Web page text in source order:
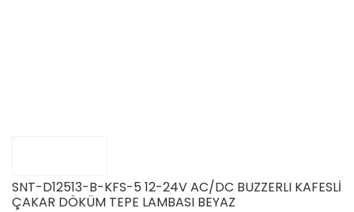
SNT-D12513-B-KFS-5 12-24V AC/DC BUZZERLI KAFESLİ
ÇAKAR DÖKÜM TEPE LAMBASI BEYAZ